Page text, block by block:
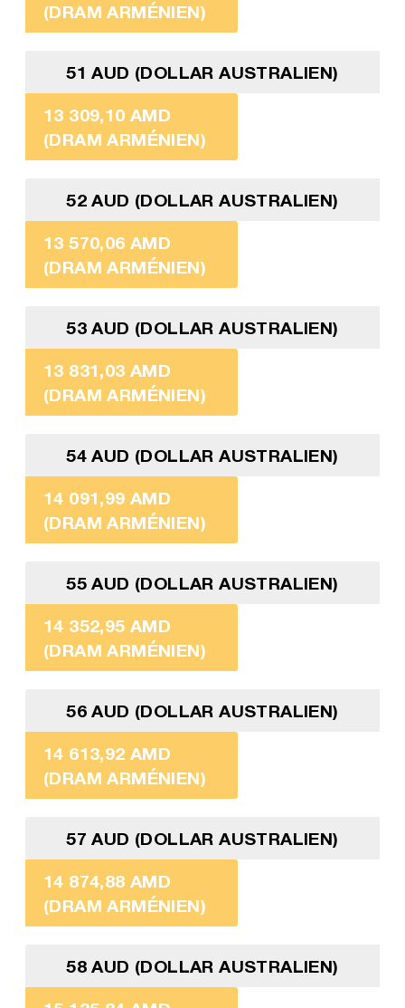
(DRAM ARMÉNIEN)
51 AUD (DOLLAR AUSTRALIEN)
13 309,10 AMD
(DRAM ARMÉNIEN)
52 AUD (DOLLAR AUSTRALIEN)
13 570,06 AMD
(DRAM ARMÉNIEN)
53 AUD (DOLLAR AUSTRALIEN)
13 831,03 AMD
(DRAM ARMÉNIEN)
54 AUD (DOLLAR AUSTRALIEN)
14 091,99 AMD
(DRAM ARMÉNIEN)
55 AUD (DOLLAR AUSTRALIEN)
14 352,95 AMD
(DRAM ARMÉNIEN)
56 AUD (DOLLAR AUSTRALIEN)
14 613,92 AMD
(DRAM ARMÉNIEN)
57 AUD (DOLLAR AUSTRALIEN)
14 874,88 AMD
(DRAM ARMÉNIEN)
58 AUD (DOLLAR AUSTRALIEN)